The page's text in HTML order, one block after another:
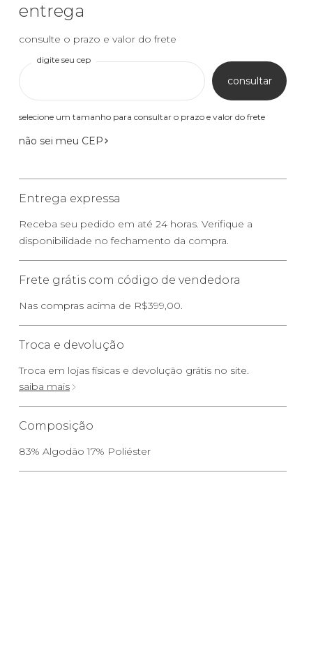
entrega
consulte o prazo e valor do frete
digite seu cep
consultar
selecione um tamanho para consultar o prazo e valor do frete
não sei meu CEP
Entrega expressa
Receba seu pedido em até 24 horas. Verifique a
disponibilidade no fechamento da compra.
Frete grátis com código de vendedora
Nas compras acima de R$399,00.
Troca e devolução
Troca em lojas físicas e devolução grátis no site.
saiba mais
Composição
83% Algodão 17% Poliéster